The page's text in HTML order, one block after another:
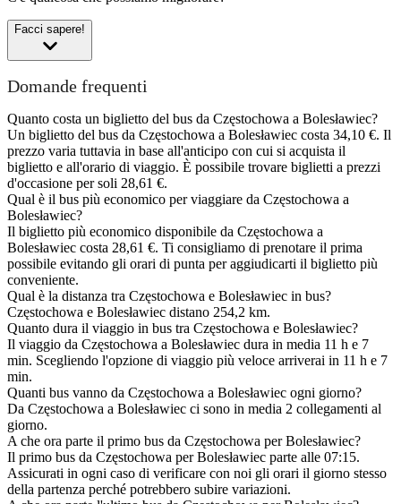
Facci sapere!
Domande frequenti
Quanto costa un biglietto del bus da Częstochowa a Bolesławiec?
Un biglietto del bus da Częstochowa a Bolesławiec costa 34,10 €. Il
prezzo varia tuttavia in base all'anticipo con cui si acquista il
biglietto e all'orario di viaggio. È possibile trovare biglietti a prezzi
d'occasione per soli 28,61 €.
Qual è il bus più economico per viaggiare da Częstochowa a
Bolesławiec?
Il biglietto più economico disponibile da Częstochowa a
Bolesławiec costa 28,61 €. Ti consigliamo di prenotare il prima
possibile evitando gli orari di punta per aggiudicarti il biglietto più
conveniente.
Qual è la distanza tra Częstochowa e Bolesławiec in bus?
Częstochowa e Bolesławiec distano 254,2 km.
Quanto dura il viaggio in bus tra Częstochowa e Bolesławiec?
Il viaggio da Częstochowa a Bolesławiec dura in media 11 h e 7
min. Scegliendo l'opzione di viaggio più veloce arriverai in 11 h e 7
min.
Quanti bus vanno da Częstochowa a Bolesławiec ogni giorno?
Da Częstochowa a Bolesławiec ci sono in media 2 collegamenti al
giorno.
A che ora parte il primo bus da Częstochowa per Bolesławiec?
Il primo bus da Częstochowa per Bolesławiec parte alle 07:15.
Assicurati in ogni caso di verificare con noi gli orari il giorno stesso
della partenza perché potrebbero subire variazioni.